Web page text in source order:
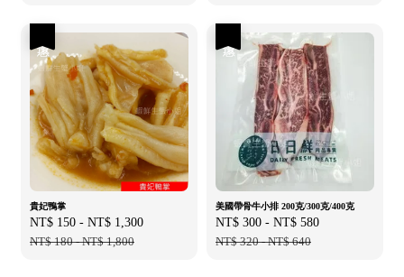
貴妃鴨掌
Sale
price
NT$ 150 - NT$ 1,300
NT$ 180-NT$ 1,800
美國帶骨牛小排 200克/300克/400克
Sale
price
NT$ 300 - NT$ 580
NT$ 320-NT$ 640